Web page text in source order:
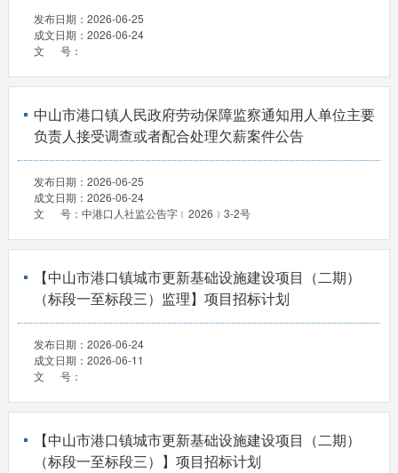
发布日期： 2026-06-25
成文日期： 2026-06-24
文 号：
中山市港口镇人民政府劳动保障监察通知用人单位主要
负责人接受调查或者配合处理欠薪案件公告
发布日期： 2026-06-25
成文日期： 2026-06-24
文 号： 中港口人社监公告字﹝2026﹞3-2号
【中山市港口镇城市更新基础设施建设项目（二期）
（标段一至标段三）监理】项目招标计划
发布日期： 2026-06-24
成文日期： 2026-06-11
文 号：
【中山市港口镇城市更新基础设施建设项目（二期）
（标段一至标段三）】项目招标计划